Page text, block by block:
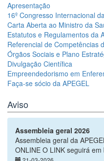
Apresentação
16º Congresso Internacional
Carta Aberta ao Ministro da
Estatutos e Regulamentos da
Referencial de Competências
Órgãos Sociais e Plano
Divulgação Científica
Empreendedorismo em
Faça-se sócio da APEGEL
Aviso
Assembleia geral 2026
Assembleia geral da
ONLINE O LINK seguirá